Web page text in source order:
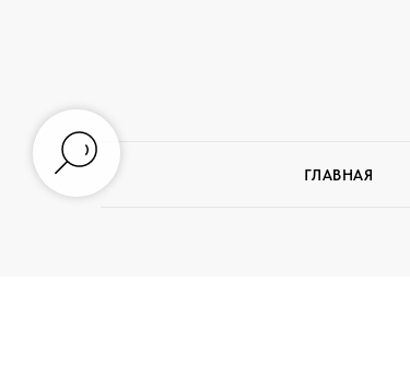
ГЛАВНАЯ